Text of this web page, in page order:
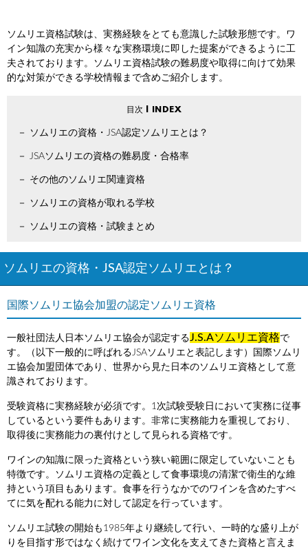
ソムリエ資格試験は、実務経験をとても意識した試験形態です。ワ
イン知識の充実から様々な実務環境に即した提案ができるように工
夫されております。ソムリエ資格試験の難易度や取得に向けて効果
的な対策ができる学校情報まで含めご紹介します。
ソムリエの資格・JSA認定ソムリエとは？
JSAソムリエの資格の難易度・合格率
その他のソムリエ関連資格
ソムリエの資格が取れる学校
ソムリエの資格・試験まとめ
ソムリエの資格・JSA認定ソムリエとは？
国際ソムリエ協会加盟の認定ソムリエ資格
一般社団法人日本ソムリエ協会が認定するJ.S.Aソムリエ資格で
す。（以下一般的に呼ばれるJSAソムリエと表記します）国際ソムリ
エ協会加盟団体であり、世界から見た日本のソムリエ資格として意
識されております。
受験資格に実務経験が必須です。1次試験受験日において実務に従事
しているという要件もあります。非常に実務能力を重視しており、
取得後に実務能力の裏付けとして見られる資格です。
ワインの知識に限った資格という狭い範囲に限定していないことも
特徴です。ソムリエ資格の定義として食事環境の清潔で衛生的な維
持という項目もあります。食事を行うなかでのワインを含めたすべ
てに気を配れる能力に対して認定を行っています。
ソムリエ試験の開始も1985年より継続して行い、一時的な盛り上が
りを目指す形ではなく続けてワイン文化を支えてきた資格と言えま